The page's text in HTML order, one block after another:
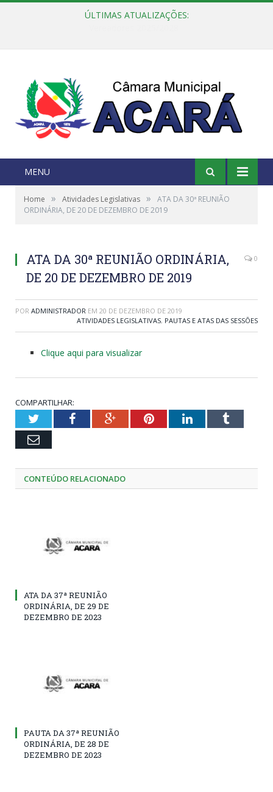
ÚLTIMAS ATUALIZAÇÕES:
MENU
Home » Atividades Legislativas »
ATA DA 30ª REUNIÃO
ORDINÁRIA, DE 20 DE DEZEMBRO DE 2019
ATA DA 30ª REUNIÃO ORDINÁRIA,
DE 20 DE DEZEMBRO DE 2019
0
POR ADMINISTRADOR EM 20 DE DEZEMBRO DE 2019
ATIVIDADES LEGISLATIVAS, PAUTAS E ATAS DAS SESSÕES
Clique aqui para visualizar
COMPARTILHAR:
TwitterFacebookGoogle+PinterestLinkedInTumblr
Email
CONTEÚDO RELACIONADO
ATA DA 37ª REUNIÃO
ORDINÁRIA, DE 29 DE
DEZEMBRO DE 2023
PAUTA DA 37ª REUNIÃO
ORDINÁRIA, DE 28 DE
DEZEMBRO DE 2023